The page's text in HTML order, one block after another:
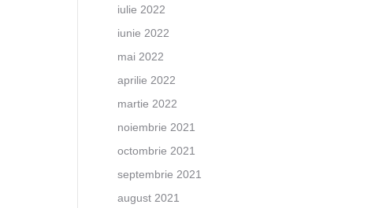
iulie 2022
iunie 2022
mai 2022
aprilie 2022
martie 2022
noiembrie 2021
octombrie 2021
septembrie 2021
august 2021